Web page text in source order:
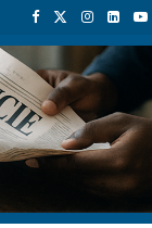
recebe